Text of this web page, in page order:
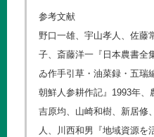
参考文献
野口一雄、宇山孝人、佐藤
子、斎藤洋一『日本農書
ゐ作手引草・油菜録・五瑞
朝鮮人参耕作記』1993年、
吉原均、山崎和樹、新居修
人、川西和男『地域資源